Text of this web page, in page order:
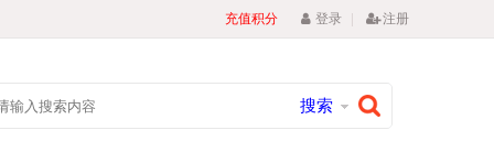
充值积分 登录 | 注册
搜索